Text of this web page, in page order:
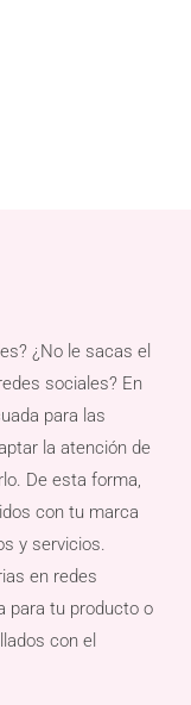
¿No le sacas el
sociales? En
para las
la atención de
De esta forma,
con tu marca
y servicios.
en redes
para tu producto o
con el